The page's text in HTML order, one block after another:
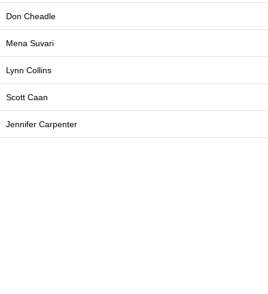
Don Cheadle
Mena Suvari
Lynn Collins
Scott Caan
Jennifer Carpenter